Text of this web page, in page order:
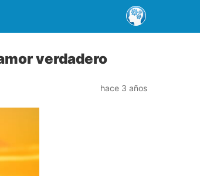
verdadero
hace 3 años